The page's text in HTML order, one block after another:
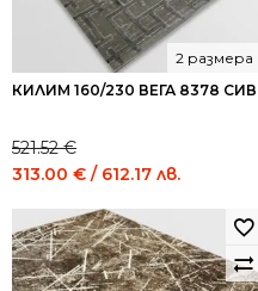
КИЛИМ 160/230 ВЕГА 8378 СИВ
2 размера
521.52€
Original
was:
521.52 €
/
313.00 € / 612.17 лв.
313.00 €
/